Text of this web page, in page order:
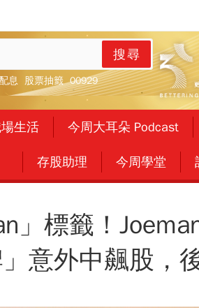
搜尋
息 股票抽籤 00929
生活 今周大耳朵 Podcast
存股助理 今周學堂
」標籤！
意外中飆股，